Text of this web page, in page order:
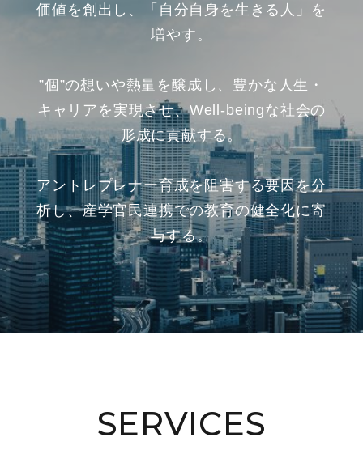
価値を創出し、「自分自身を生きる人」を
増やす。
”個”の想いや熱量を醸成し、豊かな人生・
キャリアを実現させ、Well-beingな社会の
形成に貢献する。
アントレプレナー育成を阻害する要因を分
析し、産学官民連携での教育の健全化に寄
与する。
SERVICES